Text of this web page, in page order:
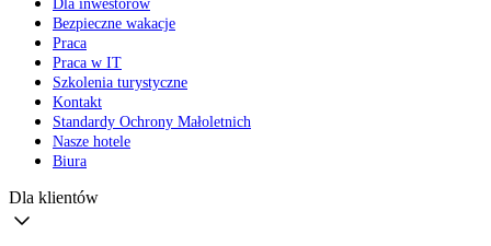
Dla inwestorów
Bezpieczne wakacje
Praca
Praca w IT
Szkolenia turystyczne
Kontakt
Standardy Ochrony Małoletnich
Nasze hotele
Biura
Dla klientów